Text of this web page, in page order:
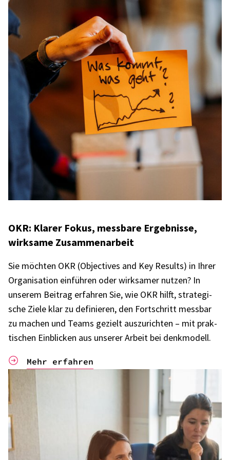
OKR: Klarer Fokus, mess­bare Ergeb­nisse,
wirk­same Zusam­men­ar­beit
Sie möch­ten OKR (Objec­ti­ves and Key Results) in Ihrer
Orga­ni­sa­tion einfüh­ren oder wirk­sa­mer nutzen? In
unse­rem Beitrag erfah­ren Sie, wie OKR hilft, stra­te­gi­
sche Ziele klar zu defi­nie­ren, den Fort­schritt mess­bar
zu machen und Teams gezielt auszu­rich­ten – mit prak­
ti­schen Einbli­cken aus unse­rer Arbeit bei denk­mo­dell.
Mehr erfahren